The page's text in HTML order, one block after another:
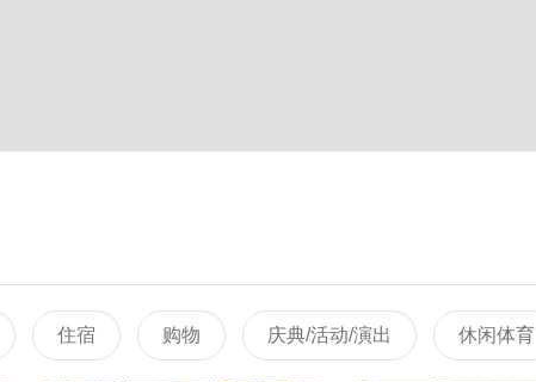
住宿 购物 庆典/活动/演出 休闲体育